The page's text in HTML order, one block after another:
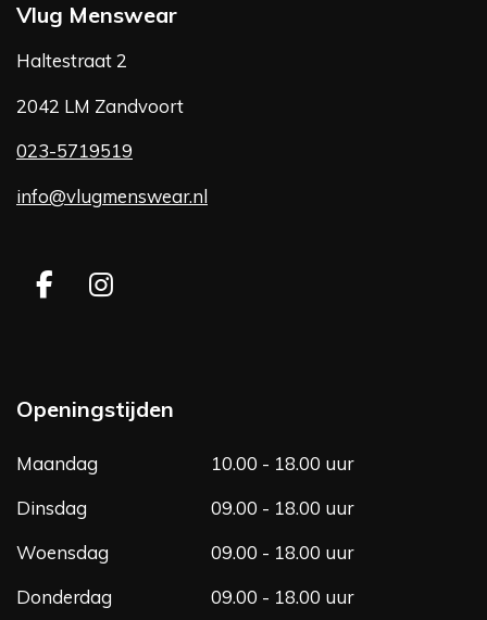
Vlug Menswear
Haltestraat 2
2042 LM Zandvoort
023-5719519
info@vlugmenswear.nl
F
b
o
k
I
a
g
Openingstijden
Maandag
10.00 - 18.00 uur
Dinsdag
09.00 - 18.00 uur
Woensdag
09.00 - 18.00 uur
Donderdag
09.00 - 18.00 uur